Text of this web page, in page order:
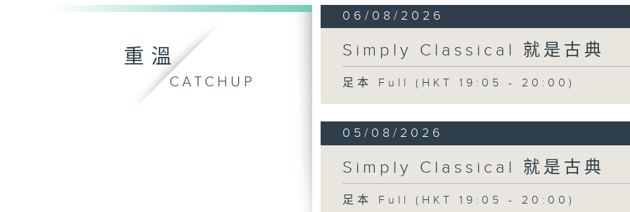
重溫
CATCHUP
06/08/2026
Simply Classical 就是古典
足本 Full (HKT 19:05 - 20:00)
05/08/2026
Simply Classical 就是古典
足本 Full (HKT 19:05 - 20:00)